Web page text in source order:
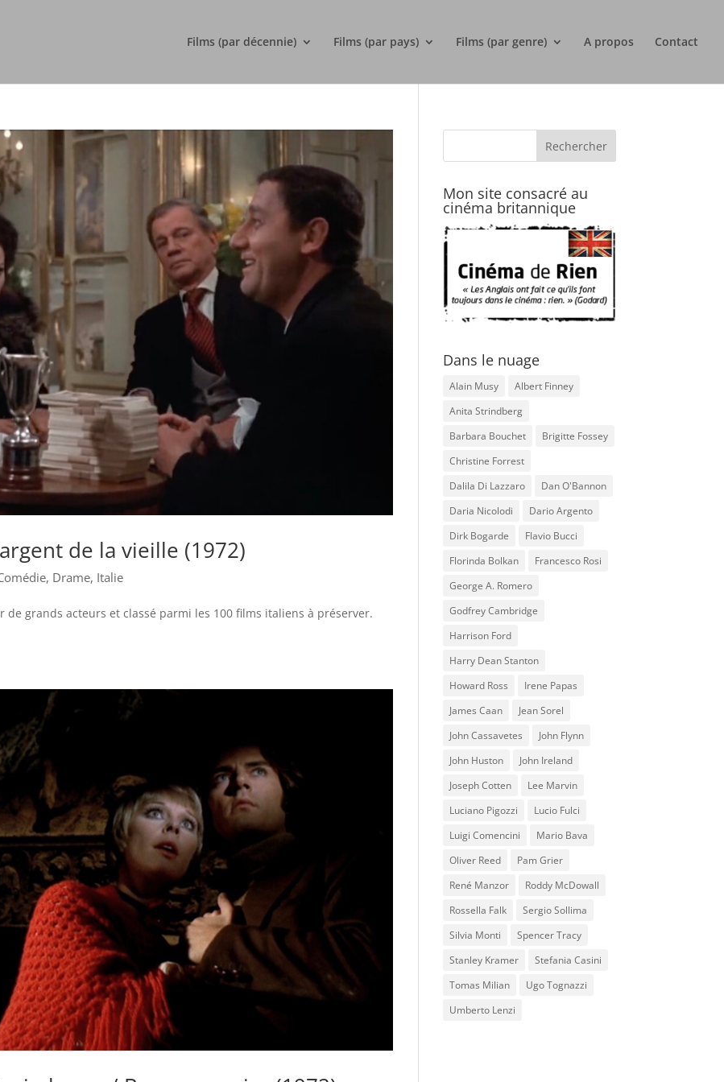
Films (par décennie) Films (par pays) Films (par genre) A propos Contact
de la vieille (1972)
, Drame, Italie
de grands acteurs et classé parmi les 100 films italiens à préserver.
Mon site consacré au
cinéma britannique
Dans le nuage
Alain Musy
Albert Finney
Anita Strindberg
Barbara Bouchet
Brigitte Fossey
Christine Forrest
Dalila Di Lazzaro
Dan O'Bannon
Daria Nicolodi
Dario Argento
Dirk Bogarde
Flavio Bucci
Florinda Bolkan
Francesco Rosi
George A. Romero
Godfrey Cambridge
Harrison Ford
Harry Dean Stanton
Howard Ross
Irene Papas
James Caan
Jean Sorel
John Cassavetes
John Flynn
John Huston
John Ireland
Joseph Cotten
Lee Marvin
Luciano Pigozzi
Lucio Fulci
Luigi Comencini
Mario Bava
Oliver Reed
Pam Grier
René Manzor
Roddy McDowall
Rossella Falk
Sergio Sollima
Silvia Monti
Spencer Tracy
Stanley Kramer
Stefania Casini
Tomas Milian
Ugo Tognazzi
Umberto Lenzi